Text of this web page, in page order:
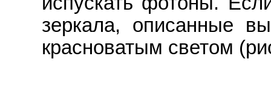
зеркала, описанные
красноватым светом